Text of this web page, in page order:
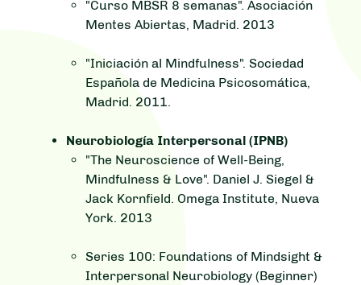
"Curso MBSR 8 semanas". Asociación
Mentes Abiertas, Madrid. 2013
"Iniciación al Mindfulness". Sociedad
Española de Medicina Psicosomática,
Madrid. 2011.
Neurobiología Interpersonal (IPNB)
"The Neuroscience of Well-Being,
Mindfulness & Love". Daniel J. Siegel &
Jack Kornfield. Omega Institute, Nueva
York. 2013
Series 100: Foundations of Mindsight &
Interpersonal Neurobiology (Beginner)